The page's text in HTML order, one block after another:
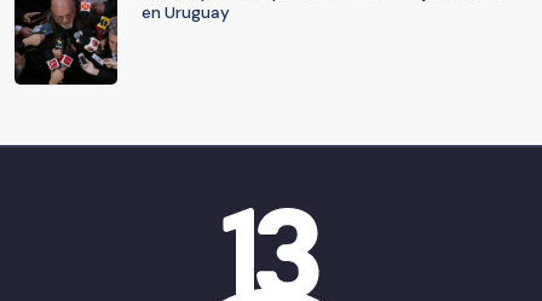
en Uruguay